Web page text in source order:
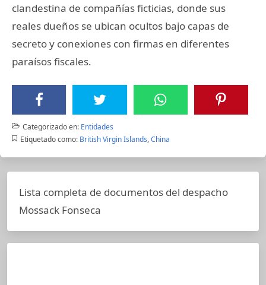
clandestina de compañías ficticias, donde sus
reales dueños se ubican ocultos bajo capas de
secreto y conexiones con firmas en diferentes
paraísos fiscales.
Categorizado en: Entidades
Etiquetado como: British Virgin Islands,China
Lista completa de documentos del despacho
Mossack Fonseca